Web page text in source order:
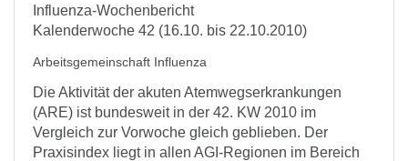
Influenza-Wochenbericht
Kalenderwoche 42 (16.10. bis 22.10.2010)
Arbeitsgemeinschaft Influenza
Die Aktivität der akuten Atemwegserkrankungen
(ARE) ist bundesweit in der 42. KW 2010 im
Vergleich zur Vorwoche gleich geblieben. Der
Praxisindex liegt in allen AGI-Regionen im Bereich